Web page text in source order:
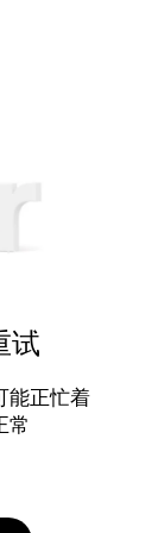
试
能正忙着
常